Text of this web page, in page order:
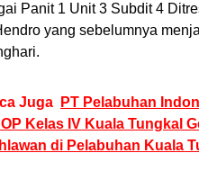
Panit 1 Unit 3 Subdit 4
yang sebelumnya
Juga
PT Pelabuhan
Kelas IV Kuala Tungkal
di Pelabuhan Kuala